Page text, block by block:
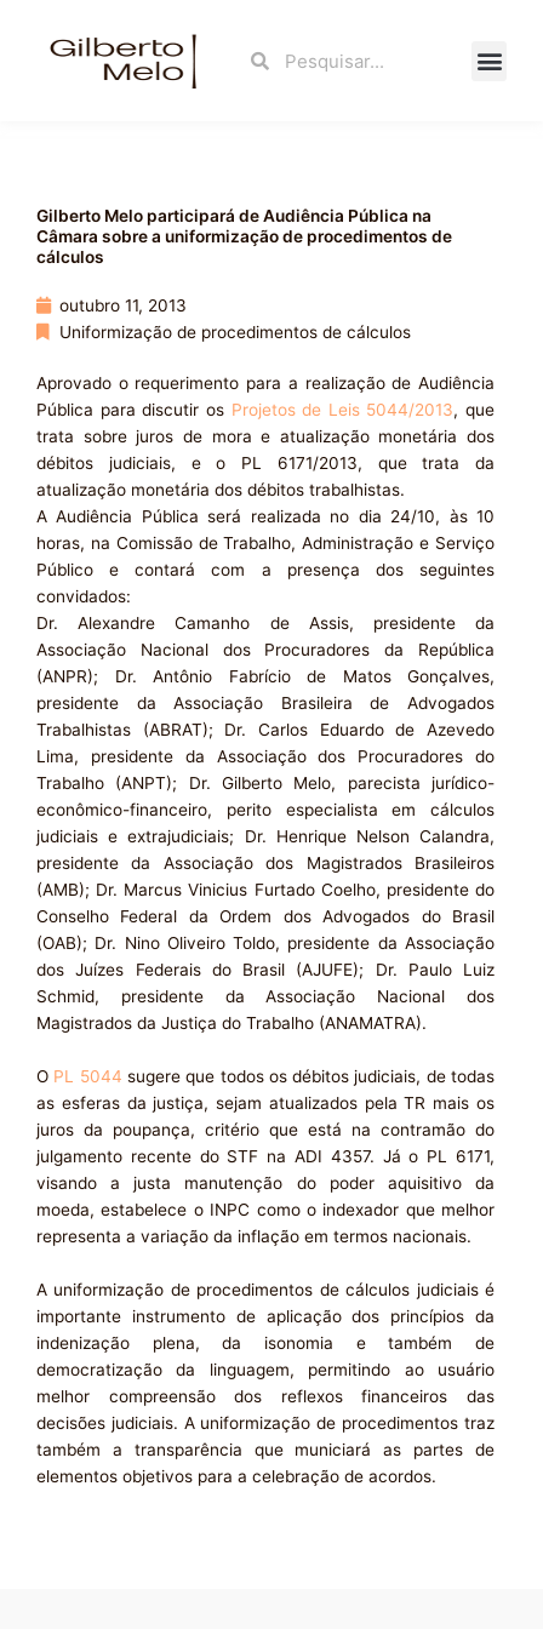
Search
Gilberto Melo participará de Audiência Pública na
Câmara sobre a uniformização de procedimentos de
cálculos
outubro 11, 2013
Uniformização de procedimentos de cálculos
Aprovado o requerimento para a realização de Audiência
Pública para discutir os Projetos de Leis 5044/2013, que
trata sobre juros de mora e atualização monetária dos
débitos judiciais, e o PL 6171/2013, que trata da
atualização monetária dos débitos trabalhistas.
A Audiência Pública será realizada no dia 24/10, às 10
horas, na Comissão de Trabalho, Administração e Serviço
Público e contará com a presença dos seguintes
convidados:
Dr. Alexandre Camanho de Assis, presidente da
Associação Nacional dos Procuradores da República
(ANPR); Dr. Antônio Fabrício de Matos Gonçalves,
presidente da Associação Brasileira de Advogados
Trabalhistas (ABRAT); Dr. Carlos Eduardo de Azevedo
Lima, presidente da Associação dos Procuradores do
Trabalho (ANPT); Dr. Gilberto Melo, parecista jurídico-
econômico-financeiro, perito especialista em cálculos
judiciais e extrajudiciais; Dr. Henrique Nelson Calandra,
presidente da Associação dos Magistrados Brasileiros
(AMB); Dr. Marcus Vinicius Furtado Coelho, presidente do
Conselho Federal da Ordem dos Advogados do Brasil
(OAB); Dr. Nino Oliveiro Toldo, presidente da Associação
dos Juízes Federais do Brasil (AJUFE); Dr. Paulo Luiz
Schmid, presidente da Associação Nacional dos
Magistrados da Justiça do Trabalho (ANAMATRA).
O PL 5044 sugere que todos os débitos judiciais, de todas
as esferas da justiça, sejam atualizados pela TR mais os
juros da poupança, critério que está na contramão do
julgamento recente do STF na ADI 4357. Já o PL 6171,
visando a justa manutenção do poder aquisitivo da
moeda, estabelece o INPC como o indexador que melhor
representa a variação da inflação em termos nacionais.
A uniformização de procedimentos de cálculos judiciais é
importante instrumento de aplicação dos princípios da
indenização plena, da isonomia e também de
democratização da linguagem, permitindo ao usuário
melhor compreensão dos reflexos financeiros das
decisões judiciais. A uniformização de procedimentos traz
também a transparência que municiará as partes de
elementos objetivos para a celebração de acordos.